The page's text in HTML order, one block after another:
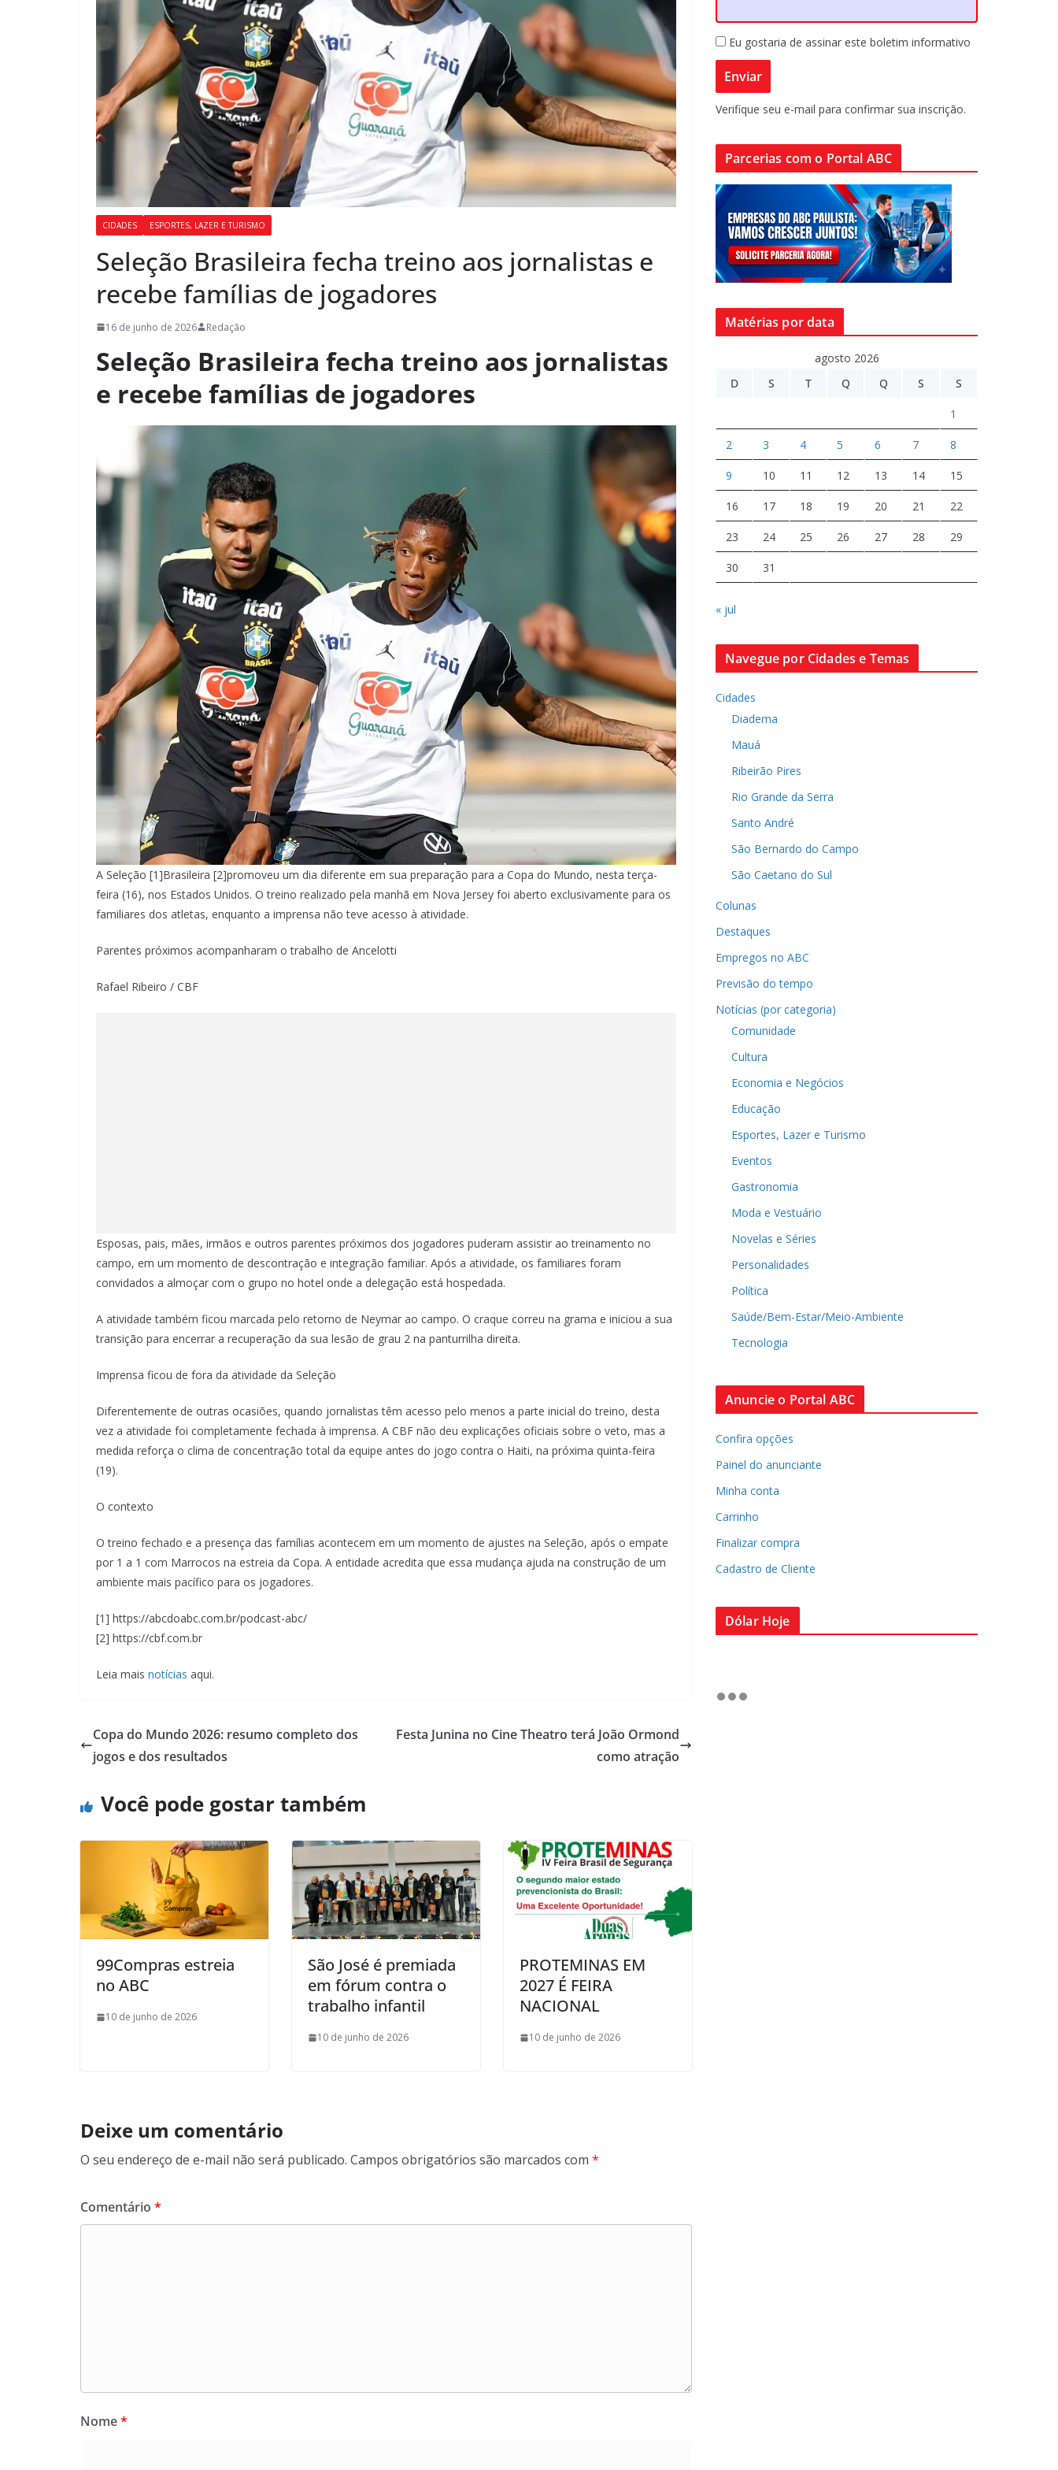
CIDADES ESPORTES, LAZER E TURISMO
Seleção Brasileira fecha treino aos jornalistas e
recebe famílias de jogadores
16 de junho de 2026 Redação
Seleção Brasileira fecha treino aos jornalistas
e recebe famílias de jogadores
A Seleção [1]Brasileira [2]promoveu um dia diferente em sua preparação para a Copa do Mundo, nesta terça-
feira (16), nos Estados Unidos. O treino realizado pela manhã em Nova Jersey foi aberto exclusivamente para os
familiares dos atletas, enquanto a imprensa não teve acesso à atividade.
Parentes próximos acompanharam o trabalho de Ancelotti
Rafael Ribeiro / CBF
Esposas, pais, mães, irmãos e outros parentes próximos dos jogadores puderam assistir ao treinamento no
campo, em um momento de descontração e integração familiar. Após a atividade, os familiares foram
convidados a almoçar com o grupo no hotel onde a delegação está hospedada.
A atividade também ficou marcada pelo retorno de Neymar ao campo. O craque correu na grama e iniciou a sua
transição para encerrar a recuperação da sua lesão de grau 2 na panturrilha direita.
Imprensa ficou de fora da atividade da Seleção
Diferentemente de outras ocasiões, quando jornalistas têm acesso pelo menos a parte inicial do treino, desta
vez a atividade foi completamente fechada à imprensa. A CBF não deu explicações oficiais sobre o veto, mas a
medida reforça o clima de concentração total da equipe antes do jogo contra o Haiti, na próxima quinta-feira
(19).
O contexto
O treino fechado e a presença das famílias acontecem em um momento de ajustes na Seleção, após o empate
por 1 a 1 com Marrocos na estreia da Copa. A entidade acredita que essa mudança ajuda na construção de um
ambiente mais pacífico para os jogadores.
[1] https://abcdoabc.com.br/podcast-abc/
[2] https://cbf.com.br
Leia mais notícias aqui.
Copa do Mundo 2026: resumo completo dos
jogos e dos resultados
Festa Junina no Cine Theatro terá João Ormond
como atração
Você pode gostar também
99Compras estreia
no ABC
10 de junho de 2026
São José é premiada
em fórum contra o
trabalho infantil
10 de junho de 2026
PROTEMINAS EM
2027 É FEIRA
NACIONAL
10 de junho de 2026
Deixe um comentário
O seu endereço de e-mail não será publicado. Campos obrigatórios são marcados com *
Comentário *
Nome*
Eu gostaria de assinar este boletim informativo
Verifique seu e-mail para confirmar sua inscrição.
Parcerias com o Portal ABC
Matérias por data
agosto 2026
D
S T Q Q S S
1
2 3 4 5 6 7 8
9 10 11 12 13 14 15
16 17 18 19 20 21 22
23 24 25 26 27 28 29
30 31
« jul
Navegue por Cidades e Temas
Cidades
Diadema
Mauá
Ribeirão Pires
Rio Grande da Serra
Santo André
São Bernardo do Campo
São Caetano do Sul
Colunas
Destaques
Empregos no ABC
Previsão do tempo
Notícias (por categoria)
Comunidade
Cultura
Economia e Negócios
Educação
Esportes, Lazer e Turismo
Eventos
Gastronomia
Moda e Vestuário
Novelas e Séries
Personalidades
Política
Saúde/Bem-Estar/Meio-Ambiente
Tecnologia
Anuncie o Portal ABC
Confira opções
Painel do anunciante
Minha conta
Carrinho
Finalizar compra
Cadastro de Cliente
Dólar Hoje